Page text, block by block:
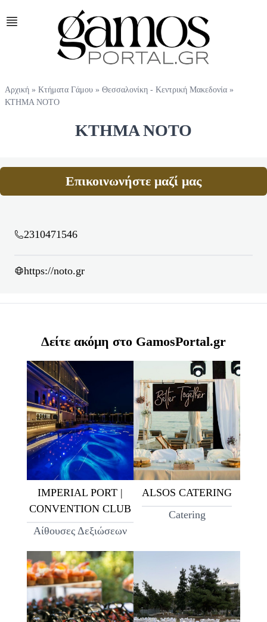
Αρχική » Κτήματα Γάμου » Θεσσαλονίκη - Κεντρική Μακεδονία »
ΚΤΗΜΑ ΝΟΤΟ
ΚΤΗΜΑ ΝΟΤΟ
Επικοινωνήστε μαζί μας
2310471546
https://noto.gr
Δείτε ακόμη στο GamosPortal.gr
IMPERIAL PORT |
CONVENTION CLUB
Αίθουσες Δεξιώσεων
ALSOS CATERING
Catering